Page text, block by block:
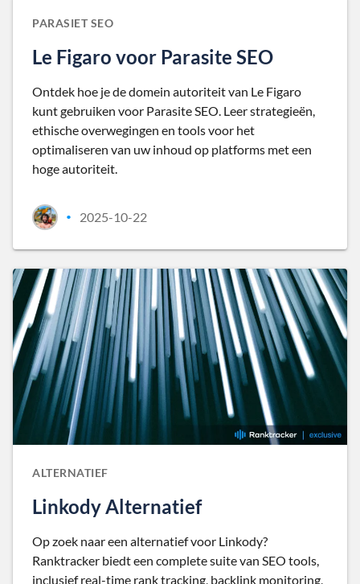
PARASIET SEO
Le Figaro voor Parasite SEO
Ontdek hoe je de domein autoriteit van Le Figaro
kunt gebruiken voor Parasite SEO. Leer strategieën,
ethische overwegingen en tools voor het
optimaliseren van uw inhoud op platforms met een
hoge autoriteit.
• 2025-10-22
ALTERNATIEF
Linkody Alternatief
Op zoek naar een alternatief voor Linkody?
Ranktracker biedt een complete suite van SEO tools,
inclusief real-time rank tracking, backlink monitoring,